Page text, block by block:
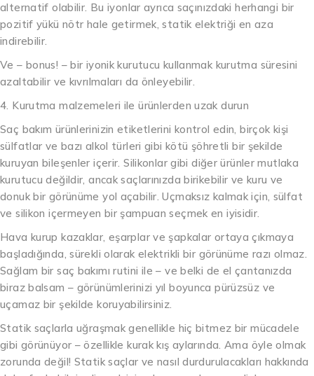
alternatif olabilir. Bu iyonlar ayrıca saçınızdaki herhangi bir
pozitif yükü nötr hale getirmek, statik elektriği en aza
indirebilir.
Ve – bonus! – bir iyonik kurutucu kullanmak kurutma süresini
azaltabilir ve kıvrılmaları da önleyebilir.
4. Kurutma malzemeleri ile ürünlerden uzak durun
Saç bakım ürünlerinizin etiketlerini kontrol edin, birçok kişi
sülfatlar ve bazı alkol türleri gibi kötü şöhretli bir şekilde
kuruyan bileşenler içerir. Silikonlar gibi diğer ürünler mutlaka
kurutucu değildir, ancak saçlarınızda birikebilir ve kuru ve
donuk bir görünüme yol açabilir. Uçmaksız kalmak için, sülfat
ve silikon içermeyen bir şampuan seçmek en iyisidir.
Hava kurup kazaklar, eşarplar ve şapkalar ortaya çıkmaya
başladığında, sürekli olarak elektrikli bir görünüme razı olmaz.
Sağlam bir saç bakımı rutini ile – ve belki de el çantanızda
biraz balsam – görünümlerinizi yıl boyunca pürüzsüz ve
uçamaz bir şekilde koruyabilirsiniz.
Statik saçlarla uğraşmak genellikle hiç bitmez bir mücadele
gibi görünüyor – özellikle kurak kış aylarında. Ama öyle olmak
zorunda değil! Statik saçlar ve nasıl durdurulacakları hakkında